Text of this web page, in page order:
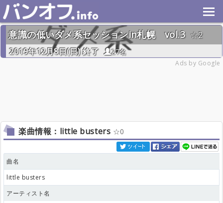
意識の低いダメ系セッションin札幌 vol.3
2
2019年12月8日(日) 終了
27名
Ads by Google
楽曲情報：little busters 0
曲名
little busters
アーティスト名